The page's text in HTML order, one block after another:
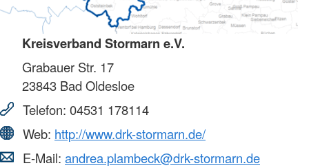
Kreisverband Stormarn e.V.
Grabauer Str. 17
23843 Bad Oldesloe
Telefon: 04531 178114
Web: http://www.drk-stormarn.de/
E-Mail: andrea.plambeck@drk-stormarn.de